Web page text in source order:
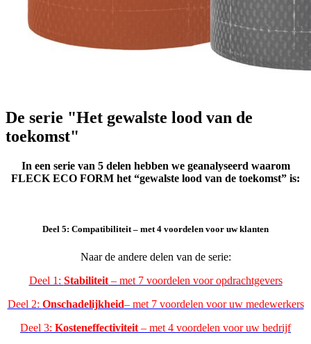
De serie "Het gewalste lood van de
toekomst"
In een serie van 5 delen hebben we geanalyseerd waarom
FLECK ECO FORM het “gewalste lood van de toekomst” is:
Deel 5: Compatibiliteit – met 4 voordelen voor uw klanten
Naar de andere delen van de serie:
Deel 1: Stabiliteit– met 7 voordelen voor opdrachtgevers
Deel 2: Onschadelijkheid– met 7 voordelen voor uw medewerkers
Deel 3: Kosteneffectiviteit – met 4 voordelen voor uw bedrijf